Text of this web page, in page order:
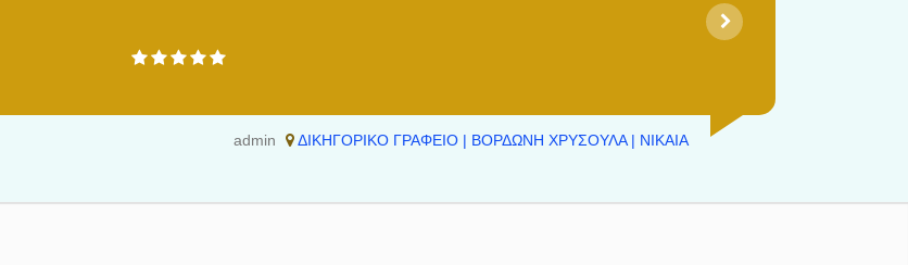
admin ΔΙΚΗΓΟΡΙΚΟ ΓΡΑΦΕΙΟ | ΒΟΡΔΩΝΗ ΧΡΥΣΟΥΛΑ | ΝΙΚΑΙΑ